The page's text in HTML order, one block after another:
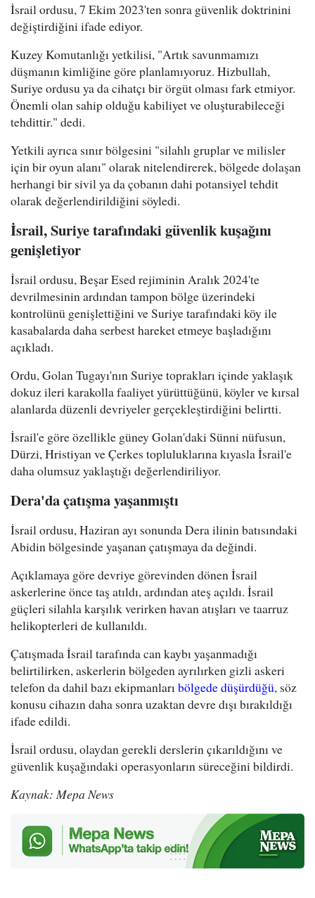
İsrail ordusu, 7 Ekim 2023'ten sonra güvenlik doktrinini
değiştirdiğini ifade ediyor.
Kuzey Komutanlığı yetkilisi, "Artık savunmamızı
düşmanın kimliğine göre planlamıyoruz. Hizbullah,
Suriye ordusu ya da cihatçı bir örgüt olması fark etmiyor.
Önemli olan sahip olduğu kabiliyet ve oluşturabileceği
tehdittir." dedi.
Yetkili ayrıca sınır bölgesini "silahlı gruplar ve milisler
için bir oyun alanı" olarak nitelendirerek, bölgede dolaşan
herhangi bir sivil ya da çobanın dahi potansiyel tehdit
olarak değerlendirildiğini söyledi.
İsrail, Suriye tarafındaki güvenlik kuşağını
genişletiyor
İsrail ordusu, Beşar Esed rejiminin Aralık 2024'te
devrilmesinin ardından tampon bölge üzerindeki
kontrolünü genişlettiğini ve Suriye tarafındaki köy ile
kasabalarda daha serbest hareket etmeye başladığını
açıkladı.
Ordu, Golan Tugayı'nın Suriye toprakları içinde yaklaşık
dokuz ileri karakolla faaliyet yürüttüğünü, köyler ve kırsal
alanlarda düzenli devriyeler gerçekleştirdiğini belirtti.
İsrail'e göre özellikle güney Golan'daki Sünni nüfusun,
Dürzi, Hristiyan ve Çerkes topluluklarına kıyasla İsrail'e
daha olumsuz yaklaştığı değerlendiriliyor.
Dera'da çatışma yaşanmıştı
İsrail ordusu, Haziran ayı sonunda Dera ilinin batısındaki
Abidin bölgesinde yaşanan çatışmaya da değindi.
Açıklamaya göre devriye görevinden dönen İsrail
askerlerine önce taş atıldı, ardından ateş açıldı. İsrail
güçleri silahla karşılık verirken havan atışları ve taarruz
helikopterleri de kullanıldı.
Çatışmada İsrail tarafında can kaybı yaşanmadığı
belirtilirken, askerlerin bölgeden ayrılırken gizli askeri
telefon da dahil bazı ekipmanlarıbölgede düşürdüğü, söz
konusu cihazın daha sonra uzaktan devre dışı bırakıldığı
ifade edildi.
İsrail ordusu, olaydan gerekli derslerin çıkarıldığını ve
güvenlik kuşağındaki operasyonların süreceğini bildirdi.
Kaynak: Mepa News